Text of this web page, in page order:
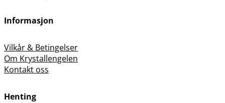
Informasjon
Vilkår & Betingelser
Om Krystallengelen
Kontakt oss
Henting